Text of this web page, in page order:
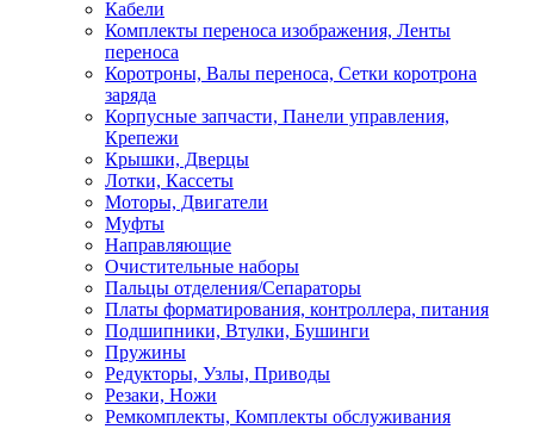
Кабели
Комплекты переноса изображения, Ленты
переноса
Коротроны, Валы переноса, Сетки коротрона
заряда
Корпусные запчасти, Панели управления,
Крепежи
Крышки, Дверцы
Лотки, Кассеты
Моторы, Двигатели
Муфты
Направляющие
Очистительные наборы
Пальцы отделения/Сепараторы
Платы форматирования, контроллера, питания
Подшипники, Втулки, Бушинги
Пружины
Редукторы, Узлы, Приводы
Резаки, Ножи
Ремкомплекты, Комплекты обслуживания